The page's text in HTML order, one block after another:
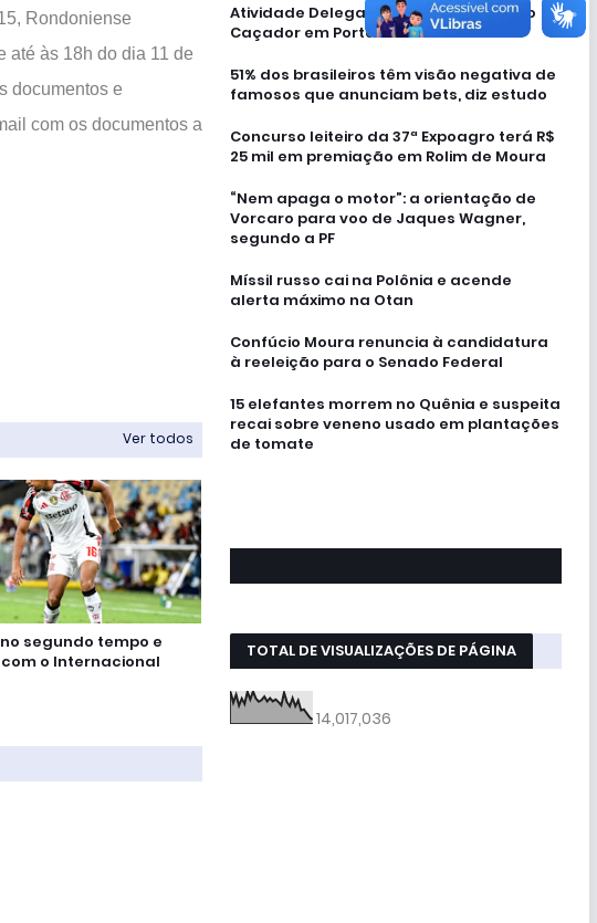
Rondoniense
até às 18h do dia 11 de
documentos e
com os documentos a
Ver todos
segundo tempo e
o Internacional
Atividade Delegada reforça Operação
Caçador em Porto Velho
51% dos brasileiros têm visão negativa de
famosos que anunciam bets, diz estudo
Concurso leiteiro da 37ª Expoagro terá R$
25 mil em premiação em Rolim de Moura
“Nem apaga o motor”: a orientação de
Vorcaro para voo de Jaques Wagner,
segundo a PF
Míssil russo cai na Polônia e acende
alerta máximo na Otan
Confúcio Moura renuncia à candidatura
à reeleição para o Senado Federal
15 elefantes morrem no Quênia e suspeita
recai sobre veneno usado em plantações
de tomate
TOTAL DE VISUALIZAÇÕES DE PÁGINA
14,017,036